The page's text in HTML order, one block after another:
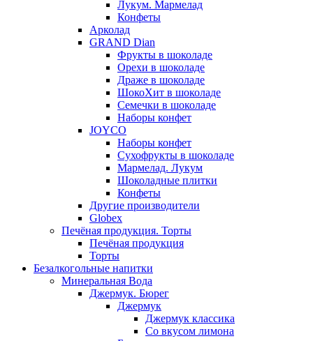
Лукум. Мармелад
Конфеты
Арколад
GRAND Dian
Фрукты в шоколаде
Орехи в шоколаде
Драже в шоколаде
ШокоХит в шоколаде
Семечки в шоколаде
Наборы конфет
JOYCO
Наборы конфет
Сухофрукты в шоколаде
Мармелад. Лукум
Шоколадные плитки
Конфеты
Другие производители
Globex
Печёная продукция. Торты
Печёная продукция
Торты
Безалкогольные напитки
Минеральная Вода
Джермук. Бюрег
Джермук
Джермук классика
Со вкусом лимона